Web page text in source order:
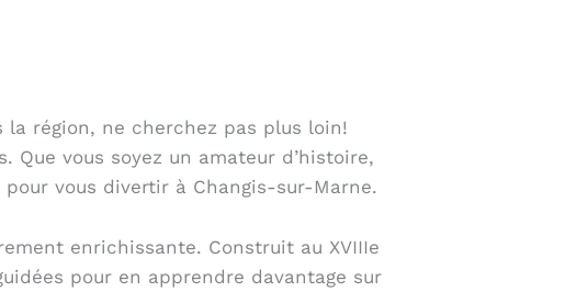
la région, ne cherchez pas plus loin!
vous soyez un amateur d’histoire,
vous divertir à Changis-sur-Marne.
enrichissante. Construit au XVIIIe
pour en apprendre davantage sur